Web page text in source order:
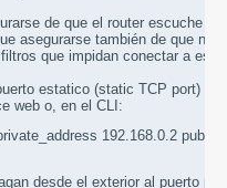
de que el router escuche
asegurarse también de que no
que impidan conectar a
estatico (static TCP port)
web o, en el CLI:
192.168.0.2
desde el exterior al puerto